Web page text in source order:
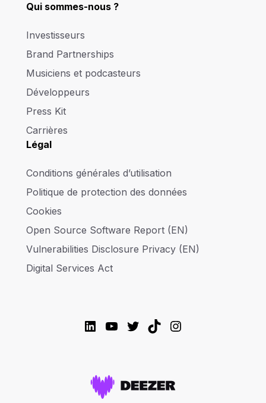
Qui sommes-nous ?
Investisseurs
Brand Partnerships
Musiciens et podcasteurs
Développeurs
Press Kit
Carrières
Légal
Conditions générales d’utilisation
Politique de protection des données
Cookies
Open Source Software Report (EN)
Vulnerabilities Disclosure Privacy (EN)
Digital Services Act
LinkedIn
YouTube
Twitter
TikTokInstagram